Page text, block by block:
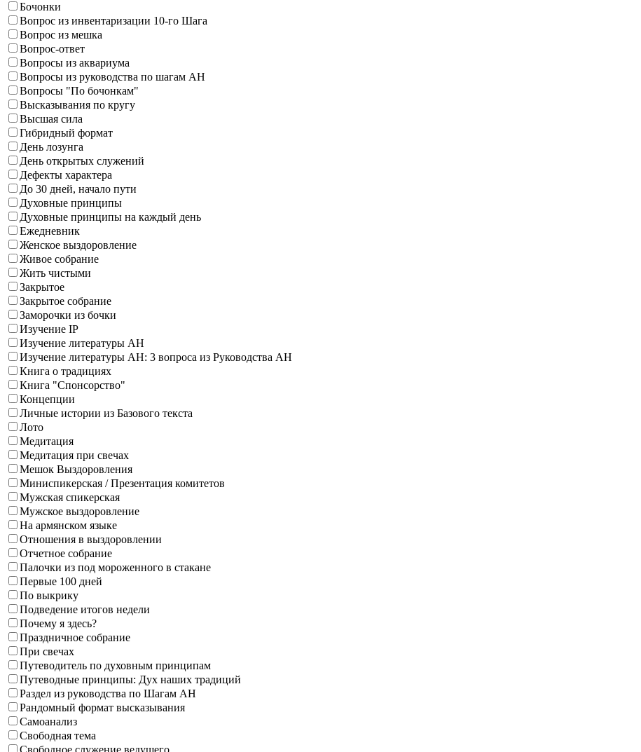
Бочонки
Вопрос из инвентаризации 10-го Шага
Вопрос из мешка
Вопрос-ответ
Вопросы из аквариума
Вопросы из руководства по шагам АН
Вопросы "По бочонкам"
Высказывания по кругу
Высшая сила
Гибридный формат
День лозунга
День открытых служений
Дефекты характера
До 30 дней, начало пути
Духовные принципы
Духовные принципы на каждый день
Ежедневник
Женское выздоровление
Живое собрание
Жить чистыми
Закрытое
Закрытое собрание
Заморочки из бочки
Изучение IP
Изучение литературы АН
Изучение литературы АН: 3 вопроса из Руководства АН
Книга о традициях
Книга "Спонсорство"
Концепции
Личные истории из Базового текста
Лото
Медитация
Медитация при свечах
Мешок Выздоровления
Миниспикерская / Презентация комитетов
Мужская спикерская
Мужское выздоровление
На армянском языке
Отношения в выздоровлении
Отчетное собрание
Палочки из под мороженного в стакане
Первые 100 дней
По выкрику
Подведение итогов недели
Почему я здесь?
Праздничное собрание
При свечах
Путеводитель по духовным принципам
Путеводные принципы: Дух наших традиций
Раздел из руководства по Шагам АН
Рандомный формат высказывания
Самоанализ
Свободная тема